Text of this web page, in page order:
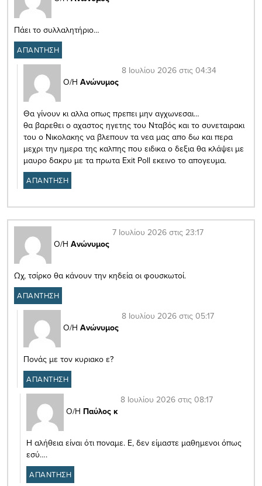
Πάει το συλλαλητήριο…
ΑΠΑΝΤΗΣΗ
Ο/Η Ανώνυμος
8 Ιουλίου 2026 στις 04:34
Θα γίνουν κι αλλα οπως πρεπει μην αγχωνεσαι…
θα βαρεθει ο αχαστος ηγετης του Νταβός και το συνεταιρακι
του ο Νικολακης να βλεπουν τα νεα μας απο δω και περα
μεχρι την ημερα της καλπης που ειδικα ο δεξια θα κλάψει με
μαυρο δακρυ με τα πρωτα Exit Poll εκεινο το απογευμα.
ΑΠΑΝΤΗΣΗ
Ο/Η Ανώνυμος
7 Ιουλίου 2026 στις 23:17
Ωχ, τσίρκο θα κάνουν την κηδεία οι φουσκωτοί.
ΑΠΑΝΤΗΣΗ
Ο/Η Ανώνυμος
8 Ιουλίου 2026 στις 05:17
Πονάς με τον κυριακο ε?
ΑΠΑΝΤΗΣΗ
Ο/Η Παύλος κ
8 Ιουλίου 2026 στις 08:17
Η αλήθεια είναι ότι ποναμε. Ε, δεν είμαστε μαθημενοι όπως
εσύ….
ΑΠΑΝΤΗΣΗ